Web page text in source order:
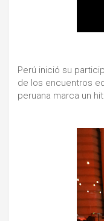
Perú inició su
de los encuentros
peruana marca un